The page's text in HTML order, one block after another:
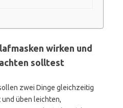
wirken und
solltest
zwei Dinge gleichzeitig
und üben leichten,